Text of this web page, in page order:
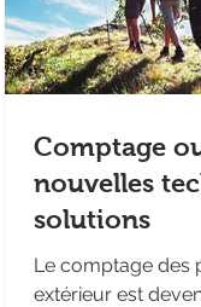
Comptage
nouvelles
solutions
Le comptage des
extérieur est